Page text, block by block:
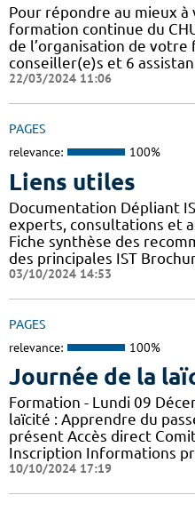
Pour répondre au mieux à
formation continue du
de l’organisation de
conseiller(e)s et 6
22/03/2024 11:06
PAGES
relevance: 100%
Liens utiles
Documentation Dépliant
experts, consultations et
Fiche synthèse des
des principales IST
03/10/2024 14:53
PAGES
relevance: 100%
Journée de la
Formation - Lundi 09
laïcité : Apprendre du
présent Accès direct
Inscription Informations
10/10/2024 17:19